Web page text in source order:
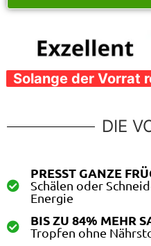
Solange der Vorrat
DIE
PRESST GANZE
Schälen oder
Energie
BIS ZU 84% MEHR
Tropfen ohne